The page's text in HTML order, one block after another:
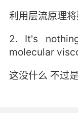
利用层流原理
2. It's
molecular
这没什么 不过